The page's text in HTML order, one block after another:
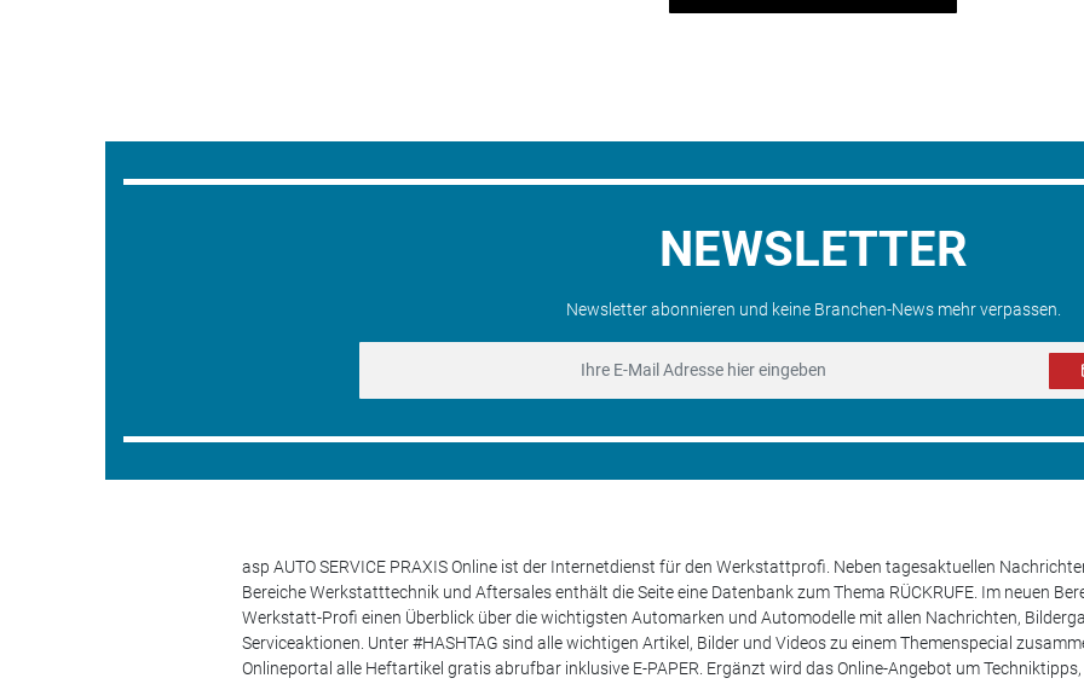
NEWSLETTER
Newsletter abonnieren und keine Branchen-News mehr verpassen.
asp AUTO SERVICE PRAXIS Online ist der Internetdienst für den Werkstattprofi. Neben tagesaktuellen
Bereiche Werkstatttechnik und Aftersales enthält die Seite eine Datenbank zum Thema RÜCKRUFE. Im neuen
Werkstatt-Profi einen Überblick über die wichtigsten Automarken und Automodelle mit allen Nachrichten,
Serviceaktionen. Unter #HASHTAG sind alle wichtigen Artikel, Bilder und Videos zu einem Themenspecial
Onlineportal alle Heftartikel gratis abrufbar inklusive E-PAPER. Ergänzt wird das Online-Angebot um